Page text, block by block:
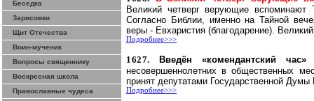
Беседка
Зарисовки
Щит Отечества
Воин-мученик
Вопросы священнику
Воскресная школа
Православные чудеса
Великий четверг верующие
Согласно Библии, именно на Тайной
веры - Евхаристия (благодарение).
Подробнее>>>
1627.
Введён «комендантский
несовершеннолетних в общественных
принят депутатами Государственной
Подробнее>>>